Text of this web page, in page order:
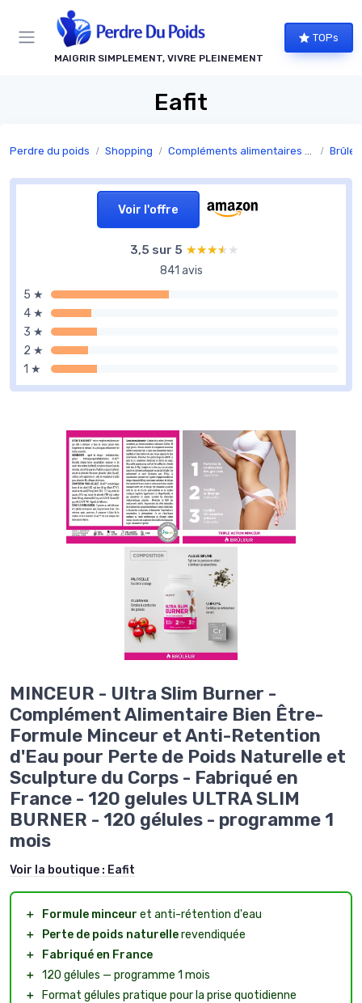
MAIGRIR SIMPLEMENT, VIVRE PLEINEMENT
TOPs
Eafit
Perdre du poids Shopping Compléments alimentaires minceur
Voir l'offre
3,5 sur 5 ★★★★★
★★★★★
841 avis
5 ★
4 ★
3 ★
2 ★
1 ★
MINCEUR - Ultra Slim Burner -
Complément Alimentaire Bien Être-
Formule Minceur et Anti-Retention
d'Eau pour Perte de Poids Naturelle et
Sculpture du Corps - Fabriqué en
France - 120 gelules ULTRA SLIM
BURNER - 120 gélules - programme 1
mois
Voir la boutique : Eafit
＋ Formule minceur et anti-rétention d'eau
＋
Perte de poids naturellerevendiquée
＋
Fabriqué en France
＋ 120 gélules — programme 1 mois
＋
Format gélules pratique pour la prise quotidienne
Panneau de gestion des cookies